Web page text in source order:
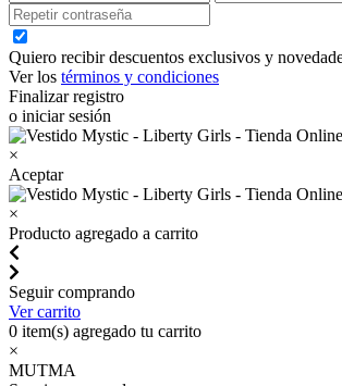
Quiero recibir descuentos exclusivos y
Ver los términos y condiciones
Finalizar registro
o iniciar sesión
×
Aceptar
×
Producto agregado a carrito
Seguir comprando
Ver carrito
0 item(s) agregado tu carrito
×
MUTMA